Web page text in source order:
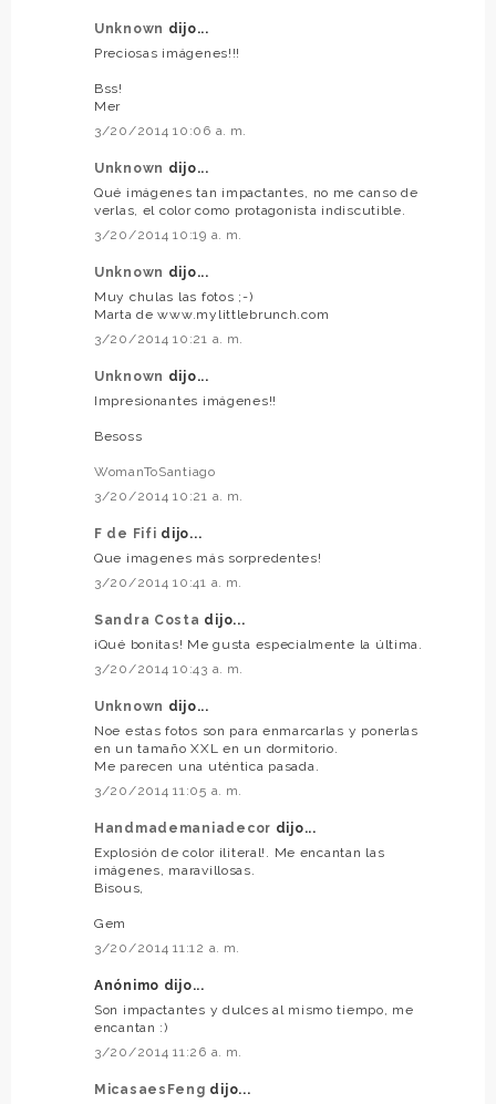
Unknown dijo...
Preciosas imágenes!!!
Bss!
Mer
3/20/2014 10:06 a. m.
Unknown dijo...
Qué imágenes tan impactantes, no me canso de
verlas, el color como protagonista indiscutible.
3/20/2014 10:19 a. m.
Unknown dijo...
Muy chulas las fotos ;-)
Marta de www.mylittlebrunch.com
3/20/2014 10:21 a. m.
Unknown dijo...
Impresionantes imágenes!!
Besoss
WomanToSantiago
3/20/2014 10:21 a. m.
F de Fifi dijo...
Que imagenes más sorpredentes!
3/20/2014 10:41 a. m.
Sandra Costa dijo...
¡Qué bonitas! Me gusta especialmente la última.
3/20/2014 10:43 a. m.
Unknown dijo...
Noe estas fotos son para enmarcarlas y ponerlas
en un tamaño XXL en un dormitorio.
Me parecen una uténtica pasada.
3/20/2014 11:05 a. m.
Handmademaniadecor dijo...
Explosión de color ¡literal!. Me encantan las
imágenes, maravillosas.
Bisous,
Gem
3/20/2014 11:12 a. m.
Anónimo dijo...
Son impactantes y dulces al mismo tiempo, me
encantan :)
3/20/2014 11:26 a. m.
MicasaesFeng dijo...